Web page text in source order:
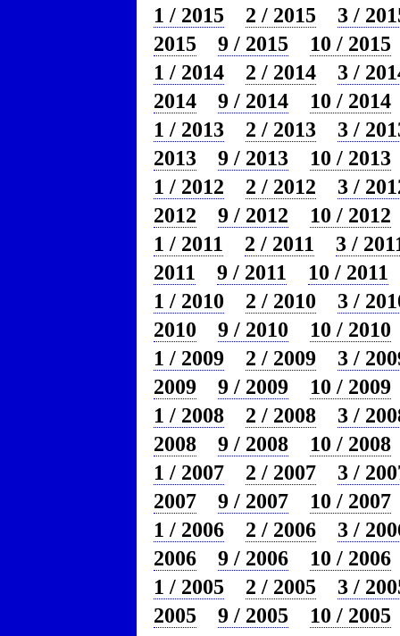
1 / 2015
2 / 2015
3 /
2015
9 / 2015
10 / 2015
1 / 2014
2 / 2014
3 /
2014
9 / 2014
10 / 2014
1 / 2013
2 / 2013
3 /
2013
9 / 2013
10 / 2013
1 / 2012
2 / 2012
3 /
2012
9 / 2012
10 / 2012
1 / 2011
2 / 2011
3 /
2011
9 / 2011
10 / 2011
1 / 2010
2 / 2010
3 /
2010
9 / 2010
10 / 2010
1 / 2009
2 / 2009
3 /
2009
9 / 2009
10 / 2009
1 / 2008
2 / 2008
3 /
2008
9 / 2008
10 / 2008
1 / 2007
2 / 2007
3 /
2007
9 / 2007
10 / 2007
1 / 2006
2 / 2006
3 /
2006
9 / 2006
10 / 2006
1 / 2005
2 / 2005
3 /
2005
9 / 2005
10 / 2005